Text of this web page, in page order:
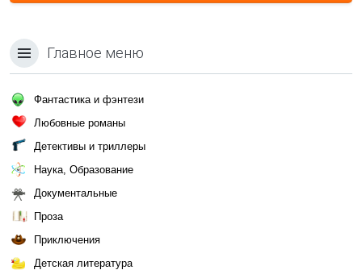
Главное меню
Фантастика и фэнтези
Любовные романы
Детективы и триллеры
Наука, Образование
Документальные
Проза
Приключения
Детская литература